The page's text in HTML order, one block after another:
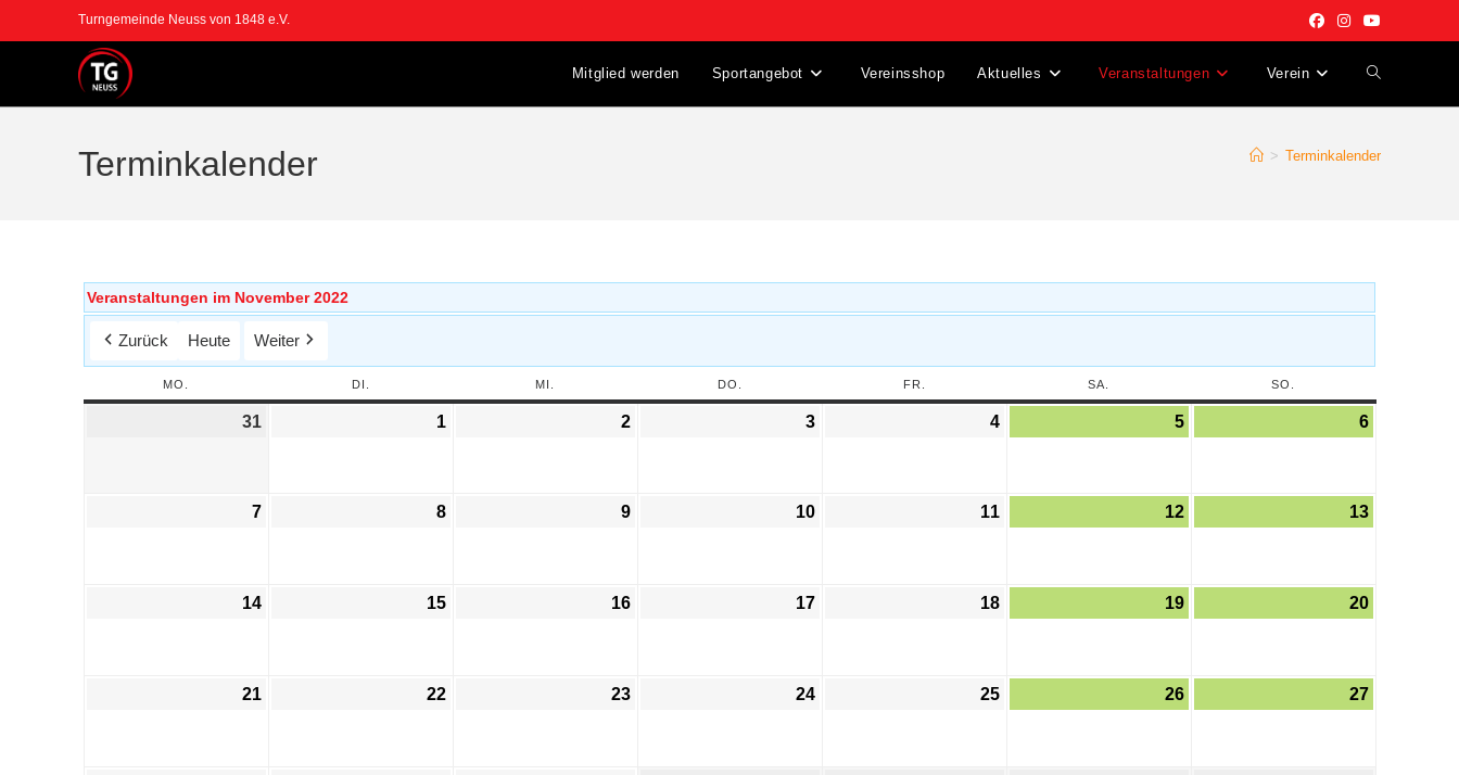
Turngemeinde Neuss von 1848 e.V.
Mitglied werden Sportangebot Vereinsshop Aktuelles Veranstaltungen Verein
Terminkalender > Terminkalender
Veranstaltungen im November 2022
Zurück Heute Weiter
MO. DI. MI. DO. FR. SA. SO.
31 1 2 3 4 5 6
7 8 9 10 11 12 13
14 15 16 17 18 19 20
21 22 23 24 25 26 27